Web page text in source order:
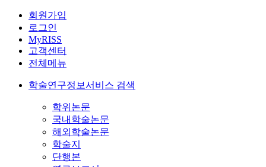
회원가입
로그인
MyRISS
고객센터
전체메뉴
학술연구정보서비스 검색
학위논문
국내학술논문
해외학술논문
학술지
단행본